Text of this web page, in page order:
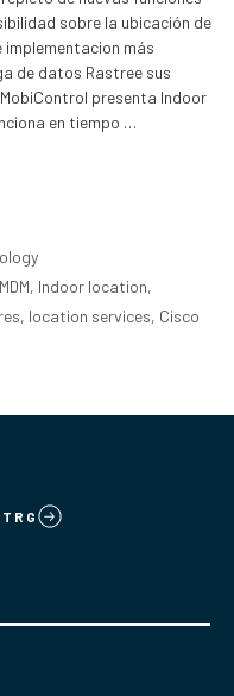
sobre la ubicación de
más
de datos Rastree sus
presenta Indoor
en tiempo …
MDM, Indoor location,
, location services, Cisco